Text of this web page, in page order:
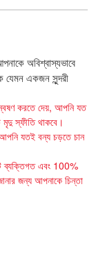
অবিশ্বাস্যভাবে
যেমন একজন সুন্দরী
করতে দেয়, আপনি যত
মৃদু স্ফীতি থাকবে।
যতই বন্য চড়তে চান
ব্যক্তিগত এবং 100%
জন্য আপনাকে চিন্তা